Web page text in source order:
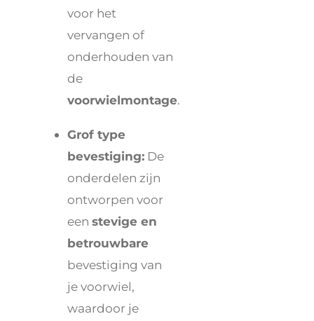
voor het
vervangen of
onderhouden van
de
voorwielmontage.
Grof type
bevestiging: De
onderdelen zijn
ontworpen voor
een stevige en
betrouwbare
bevestiging van
je voorwiel,
waardoor je